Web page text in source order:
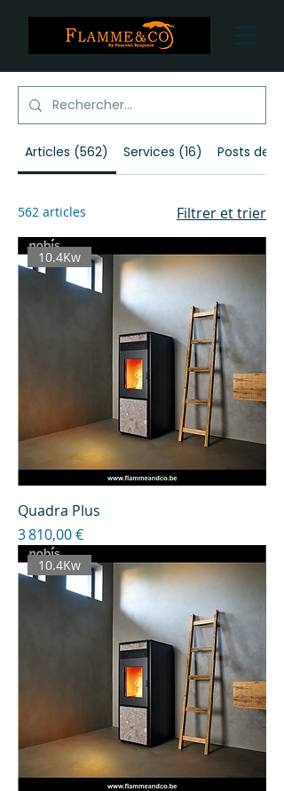
Articles (562) Services (16) Posts de
562 articles Filtrer et trier
10.4Kw
Quadra Plus
Prix
3 810,00 €
10.4Kw